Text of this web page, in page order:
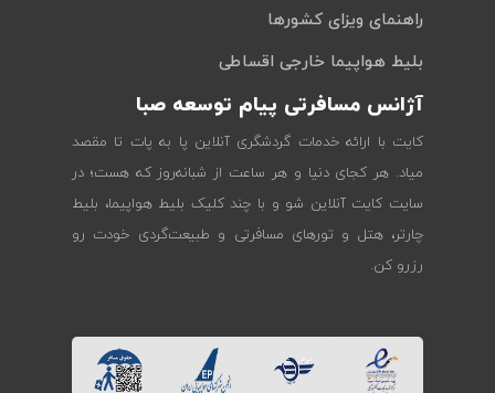
راهنمای ویزای کشورها
بلیط هواپیما خارجی اقساطی
آژانس مسافرتی پیام توسعه صبا
کایت با ارائه خدمات گردشگری آنلاین پا به پات تا مقصد
میاد. هر کجای دنیا و هر ساعت از شبانه‌روز که هست؛ در
سایت کایت آنلاین شو و با چند کلیک بلیط هواپیما، بلیط
چارتر، هتل و تورهای مسافرتی و طبیعت‌گردی خودت رو
رزرو کن.